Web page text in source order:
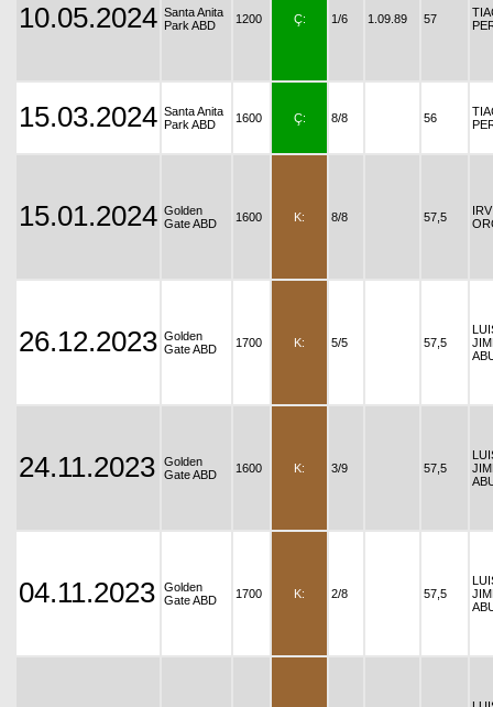
10.05.2024 Santa Anita
Park ABD
1200 Ç: 1/6 1.09.89 57
15.03.2024 Santa Anita
Park ABD
1600 Ç: 8/8 56
15.01.2024 Golden
Gate ABD
1600 K: 8/8 57,5
26.12.2023 Golden
Gate ABD
1700 K: 5/5 57,5
24.11.2023
Golden
Gate ABD
1600 K: 3/9 57,5
04.11.2023
Golden
Gate ABD
1700 K: 2/8 57,5